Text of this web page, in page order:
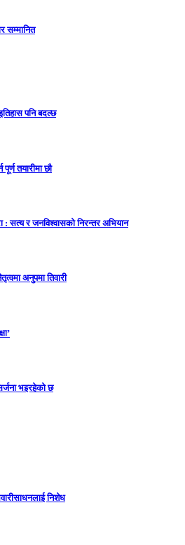
सम्मानित
पनि बदल्छ
तयारीमा छौ
सत्य र जनविश्वासको निरन्तर अभियान
अनुपमा तिवारी
भइरहेको छ
निशेध